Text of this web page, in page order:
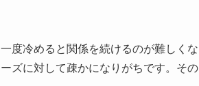
度冷めると関係を続けるのが難しくな
ズに対して疎かになりがちです。その